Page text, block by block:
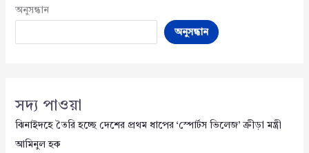
অনুসন্ধান
অনুসন্ধান
সদ্য পাওয়া
ঝিনাইদহে তৈরি হচ্ছে দেশের প্রথম ধাপের ‘স্পোর্টস ভিলেজ’ ক্রীড়া মন্ত্রী
আমিনুল হক